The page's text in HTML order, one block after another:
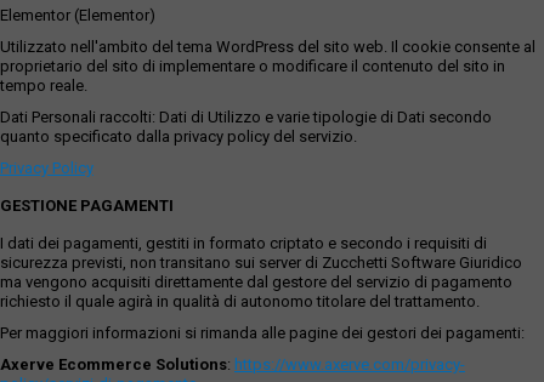
Elementor (Elementor)
Utilizzato nell'ambito del tema WordPress del sito web. Il cookie consente al
proprietario del sito di implementare o modificare il contenuto del sito in
tempo reale.
Dati Personali raccolti: Dati di Utilizzo e varie tipologie di Dati secondo
quanto specificato dalla privacy policy del servizio.
Privacy Policy
GESTIONE PAGAMENTI
I dati dei pagamenti, gestiti in formato criptato e secondo i requisiti di
sicurezza previsti, non transitano sui server di Zucchetti Software Giuridico
ma vengono acquisiti direttamente dal gestore del servizio di pagamento
richiesto il quale agirà in qualità di autonomo titolare del trattamento.
Per maggiori informazioni si rimanda alle pagine dei gestori dei pagamenti:
Axerve Ecommerce Solutions: https://www.axerve.com/privacy-